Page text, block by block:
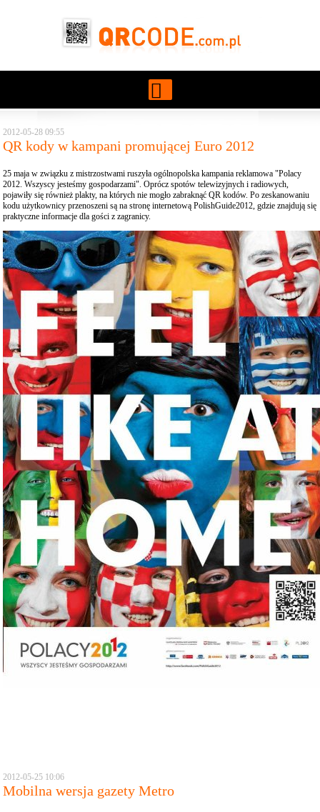
2012-05-28 09:55
QR kody w kampani promującej Euro 2012
25 maja w związku z mistrzostwami ruszyła ogólnopolska kampania reklamowa "Polacy
2012. Wszyscy jesteśmy gospodarzami". Oprócz spotów telewizyjnych i radiowych,
pojawiły się również plakty, na których nie mogło zabraknąć QR kodów. Po zeskanowaniu
kodu użytkownicy przenoszeni są na stronę internetową PolishGuide2012, gdzie znajdują się
praktyczne informacje dla gości z zagranicy.
2012-05-25 10:06
Mobilna wersja gazety Metro